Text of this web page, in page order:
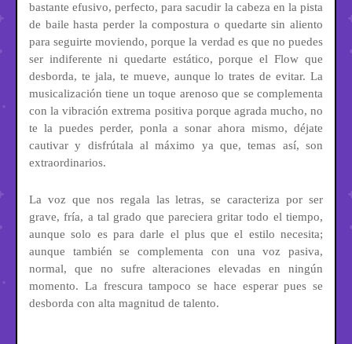
bastante efusivo, perfecto, para sacudir la cabeza en la pista
de baile hasta perder la compostura o quedarte sin aliento
para seguirte moviendo, porque la verdad es que no puedes
ser indiferente ni quedarte estático, porque el Flow que
desborda, te jala, te mueve, aunque lo trates de evitar. La
musicalización tiene un toque arenoso que se complementa
con la vibración extrema positiva porque agrada mucho, no
te la puedes perder, ponla a sonar ahora mismo, déjate
cautivar y disfrútala al máximo ya que, temas así, son
extraordinarios.
La voz que nos regala las letras, se caracteriza por ser
grave, fría, a tal grado que pareciera gritar todo el tiempo,
aunque solo es para darle el plus que el estilo necesita;
aunque también se complementa con una voz pasiva,
normal, que no sufre alteraciones elevadas en ningún
momento. La frescura tampoco se hace esperar pues se
desborda con alta magnitud de talento.